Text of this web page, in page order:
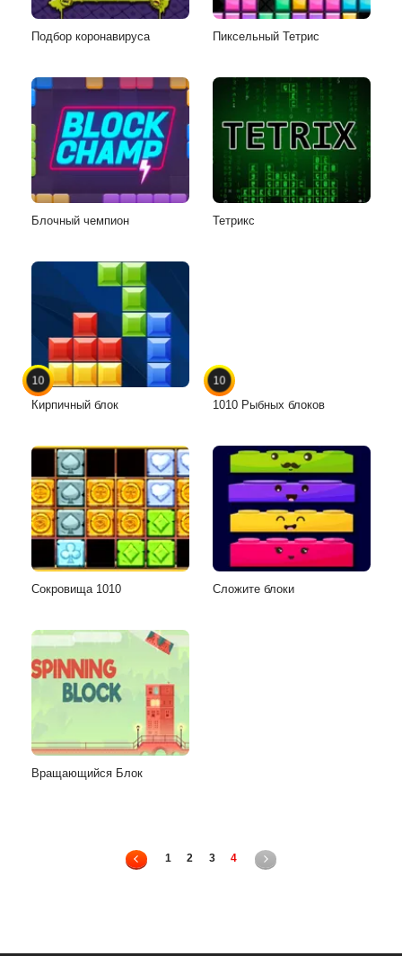
Подбор коронавируса Пиксельный Тетрис
Блочный чемпион Тетрикс
10
Кирпичный блок
10
1010 Рыбных блоков
Сокровища 1010 Сложите блоки
Вращающийся Блок
1 2 3 4